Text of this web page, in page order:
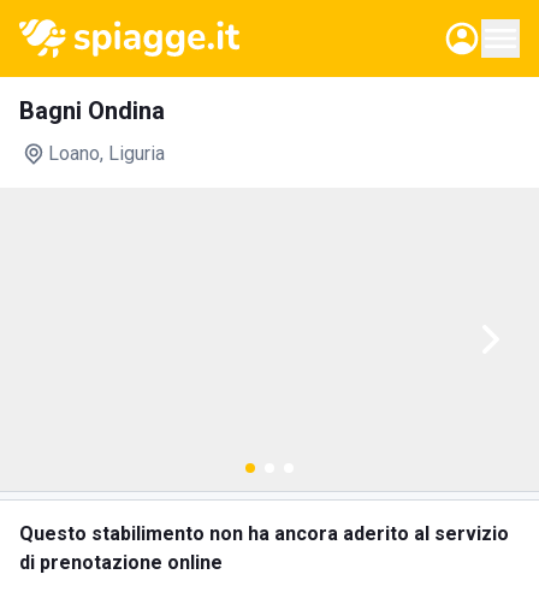
Bagni Ondina
Loano, Liguria
Questo stabilimento non ha ancora aderito al servizio
di prenotazione online